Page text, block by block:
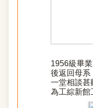
1956級畢
後返回母系
一堂相談甚
為工綜新館